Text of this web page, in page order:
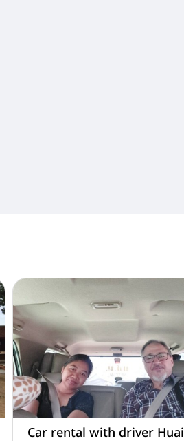
Car rental with driver Huai